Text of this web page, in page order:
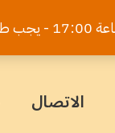
الاتصال